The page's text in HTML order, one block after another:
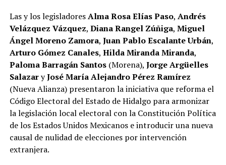
Las y los legisladoresAlma Rosa Elías Paso, Andrés
Velázquez Vázquez, Diana Rangel Zúñiga, Miguel
Ángel Moreno Zamora, Juan Pablo Escalante Urbán,
Arturo Gómez Canales, Hilda Miranda Miranda,
Paloma Barragán Santos(Morena), Jorge Argüelles
SalazaryJosé María Alejandro Pérez Ramírez
(Nueva Alianza) presentaron la iniciativa que reforma el
Código Electoral del Estado de Hidalgo para armonizar
la legislación local electoral con la Constitución Política
de los Estados Unidos Mexicanos e introducir una nueva
causal de nulidad de elecciones por intervención
extranjera.